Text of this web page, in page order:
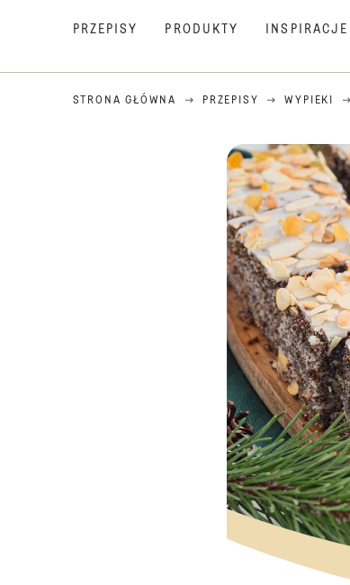
PRZEPISY PRODUKTY INSPIRACJE
STRONA GŁÓWNA PRZEPISY WYPIEKI